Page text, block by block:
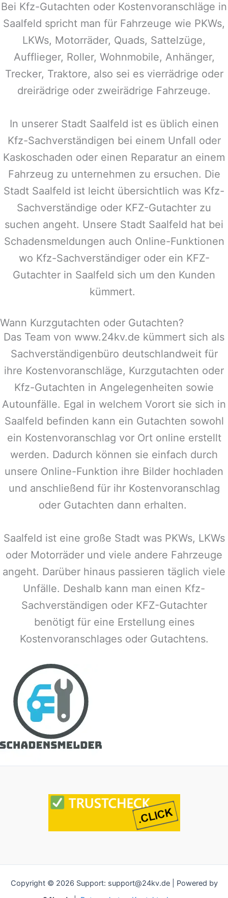
Bei Kfz-Gutachten oder Kostenvoranschläge in
Saalfeld spricht man für Fahrzeuge wie PKWs,
LKWs, Motorräder, Quads, Sattelzüge,
Aufflieger, Roller, Wohnmobile, Anhänger,
Trecker, Traktore, also sei es vierrädrige oder
dreirädrige oder zweirädrige Fahrzeuge.
In unserer Stadt Saalfeld ist es üblich einen
Kfz-Sachverständigen bei einem Unfall oder
Kaskoschaden oder einen Reparatur an einem
Fahrzeug zu unternehmen zu ersuchen. Die
Stadt Saalfeld ist leicht übersichtlich was Kfz-
Sachverständige oder KFZ-Gutachter zu
suchen angeht. Unsere Stadt Saalfeld hat bei
Schadensmeldungen auch Online-Funktionen
wo Kfz-Sachverständiger oder ein KFZ-
Gutachter in Saalfeld sich um den Kunden
kümmert.
Wann Kurzgutachten oder Gutachten?
Das Team von www.24kv.de kümmert sich als
Sachverständigenbüro deutschlandweit für
ihre Kostenvoranschläge, Kurzgutachten oder
Kfz-Gutachten in Angelegenheiten sowie
Autounfälle. Egal in welchem Vorort sie sich in
Saalfeld befinden kann ein Gutachten sowohl
ein Kostenvoranschlag vor Ort online erstellt
werden. Dadurch können sie einfach durch
unsere Online-Funktion ihre Bilder hochladen
und anschließend für ihr Kostenvoranschlag
oder Gutachten dann erhalten.
Saalfeld ist eine große Stadt was PKWs, LKWs
oder Motorräder und viele andere Fahrzeuge
angeht. Darüber hinaus passieren täglich viele
Unfälle. Deshalb kann man einen Kfz-
Sachverständigen oder KFZ-Gutachter
benötigt für eine Erstellung eines
Kostenvoranschlages oder Gutachtens.
Copyright © 2026 Support: support@24kv.de | Powered by